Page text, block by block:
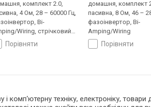
комплект 2.0,
4 Ом, 28 – 60000 Гц,
Bi-
Wiring, стрічковий
порівняти
домашня, комплект
пасивна, 8 Ом, 46 –
фазоінвертор, Bi-
Amping/Wiring
порівняти
і комп'ютерну техніку, електроніку,